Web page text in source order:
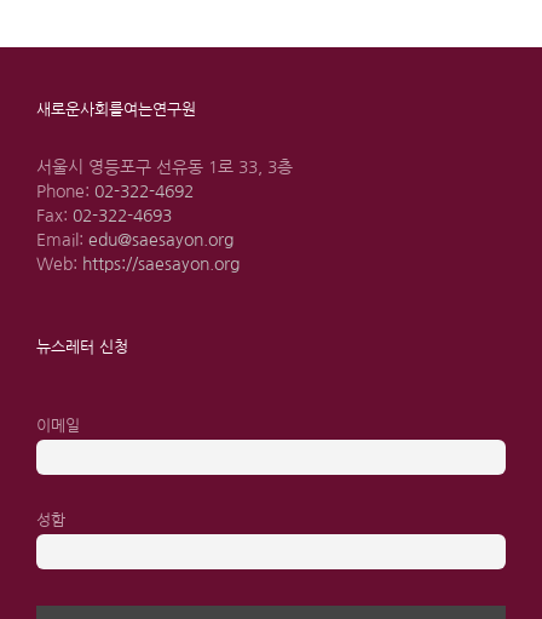
새로운사회를여는연구원
서울시 영등포구 선유동 1로 33, 3층
Phone: 02-322-4692
Fax: 02-322-4693
Email: edu@saesayon.org
Web: https://saesayon.org
뉴스레터 신청
이메일
성함